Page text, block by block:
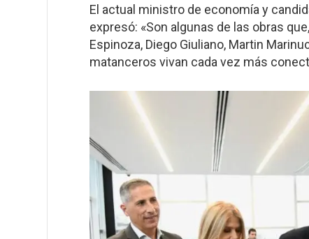
El actual ministro de economía y
expresó: «Son algunas de las obras
Espinoza, Diego Giuliano, Martin
matanceros vivan cada vez más